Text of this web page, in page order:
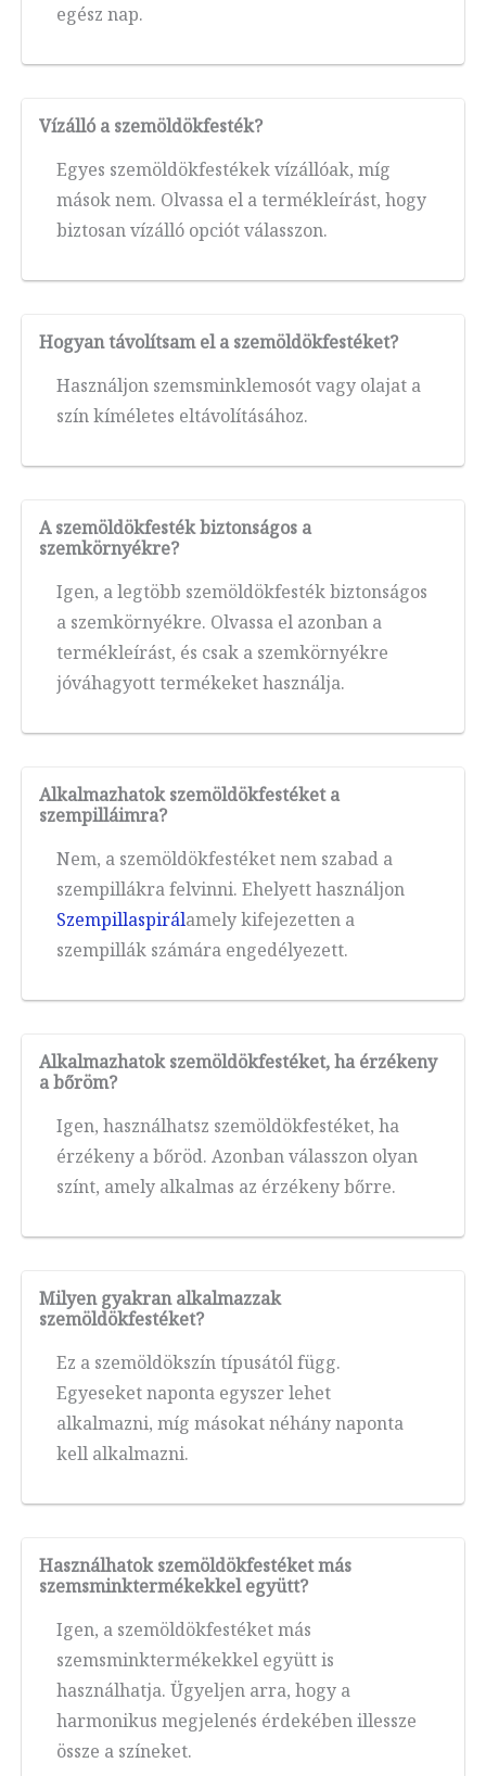
egész nap.
Vízálló a szemöldökfesték?
Egyes szemöldökfestékek vízállóak, míg
mások nem. Olvassa el a termékleírást, hogy
biztosan vízálló opciót válasszon.
Hogyan távolítsam el a szemöldökfestéket?
Használjon szemsminklemosót vagy olajat a
szín kíméletes eltávolításához.
A szemöldökfesték biztonságos a
szemkörnyékre?
Igen, a legtöbb szemöldökfesték biztonságos
a szemkörnyékre. Olvassa el azonban a
termékleírást, és csak a szemkörnyékre
jóváhagyott termékeket használja.
Alkalmazhatok szemöldökfestéket a
szempilláimra?
Nem, a szemöldökfestéket nem szabad a
szempillákra felvinni. Ehelyett használjon
Szempillaspirálamely kifejezetten a
szempillák számára engedélyezett.
Alkalmazhatok szemöldökfestéket, ha érzékeny
a bőröm?
Igen, használhatsz szemöldökfestéket, ha
érzékeny a bőröd. Azonban válasszon olyan
színt, amely alkalmas az érzékeny bőrre.
Milyen gyakran alkalmazzak
szemöldökfestéket?
Ez a szemöldökszín típusától függ.
Egyeseket naponta egyszer lehet
alkalmazni, míg másokat néhány naponta
kell alkalmazni.
Használhatok szemöldökfestéket más
szemsminktermékekkel együtt?
Igen, a szemöldökfestéket más
szemsminktermékekkel együtt is
használhatja. Ügyeljen arra, hogy a
harmonikus megjelenés érdekében illessze
össze a színeket.